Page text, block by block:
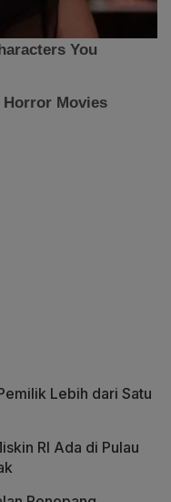
Lebih dari Satu
RI Ada di Pulau